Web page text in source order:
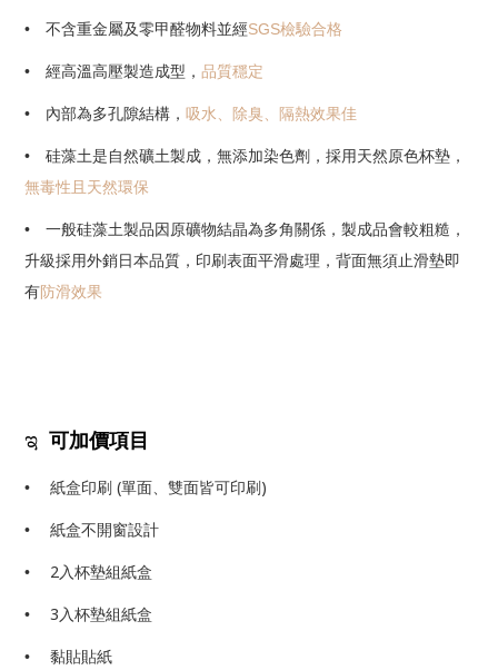
• 不含重金屬及零甲醛物料並經SGS檢驗合格
• 經高溫高壓製造成型， 品質穩定
• 內部為多孔隙結構， 吸水、除臭、隔熱效果佳
• 硅藻土是自然礦土製成，無添加染色劑，採用天然原色杯墊，
無毒性且天然環保
• 一般硅藻土製品因原礦物結晶為多角關係，製成品會較粗糙，
升級採用外銷日本品質，印刷表面平滑處理，背面無須止滑墊即
有防滑效果
ಇ 可加價項目
• 紙盒印刷 (單面、雙面皆可印刷 )
• 紙盒不開窗設計
• 2 入杯墊組紙盒
• 3 入杯墊組紙盒
• 黏貼貼紙